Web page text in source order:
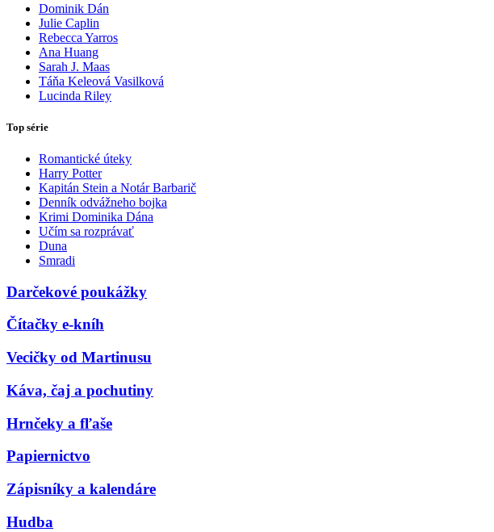
Dominik Dán
Julie Caplin
Rebecca Yarros
Ana Huang
Sarah J. Maas
Táňa Keleová Vasilková
Lucinda Riley
Top série
Romantické úteky
Harry Potter
Kapitán Stein a Notár Barbarič
Denník odvážneho bojka
Krimi Dominika Dána
Učím sa rozprávať
Duna
Smradi
Darčekové poukážky
Čítačky e-kníh
Vecičky od Martinusu
Káva, čaj a pochutiny
Hrnčeky a fľaše
Papiernictvo
Zápisníky a kalendáre
Hudba